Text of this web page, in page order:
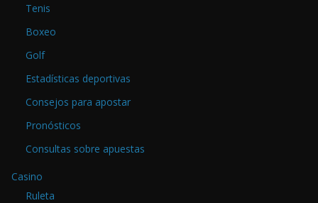
Tenis
Boxeo
Golf
Estadísticas deportivas
Consejos para apostar
Pronósticos
Consultas sobre apuestas
Casino
Ruleta